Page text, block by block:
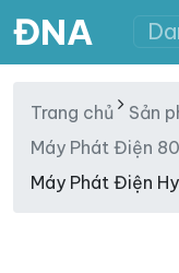
ĐNA
Trang chủ Sản
Máy Phát Điện
Máy Phát Điện